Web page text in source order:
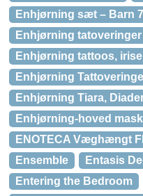
Enhjørning sæt – Barn
Enhjørning tatoveringer
Enhjørning tattoos,
Enhjørning
Enhjørning Tiara,
Enhjørning-hoved
ENOTECA Væghængt
Ensemble
Entasis
Entering the Bedroom